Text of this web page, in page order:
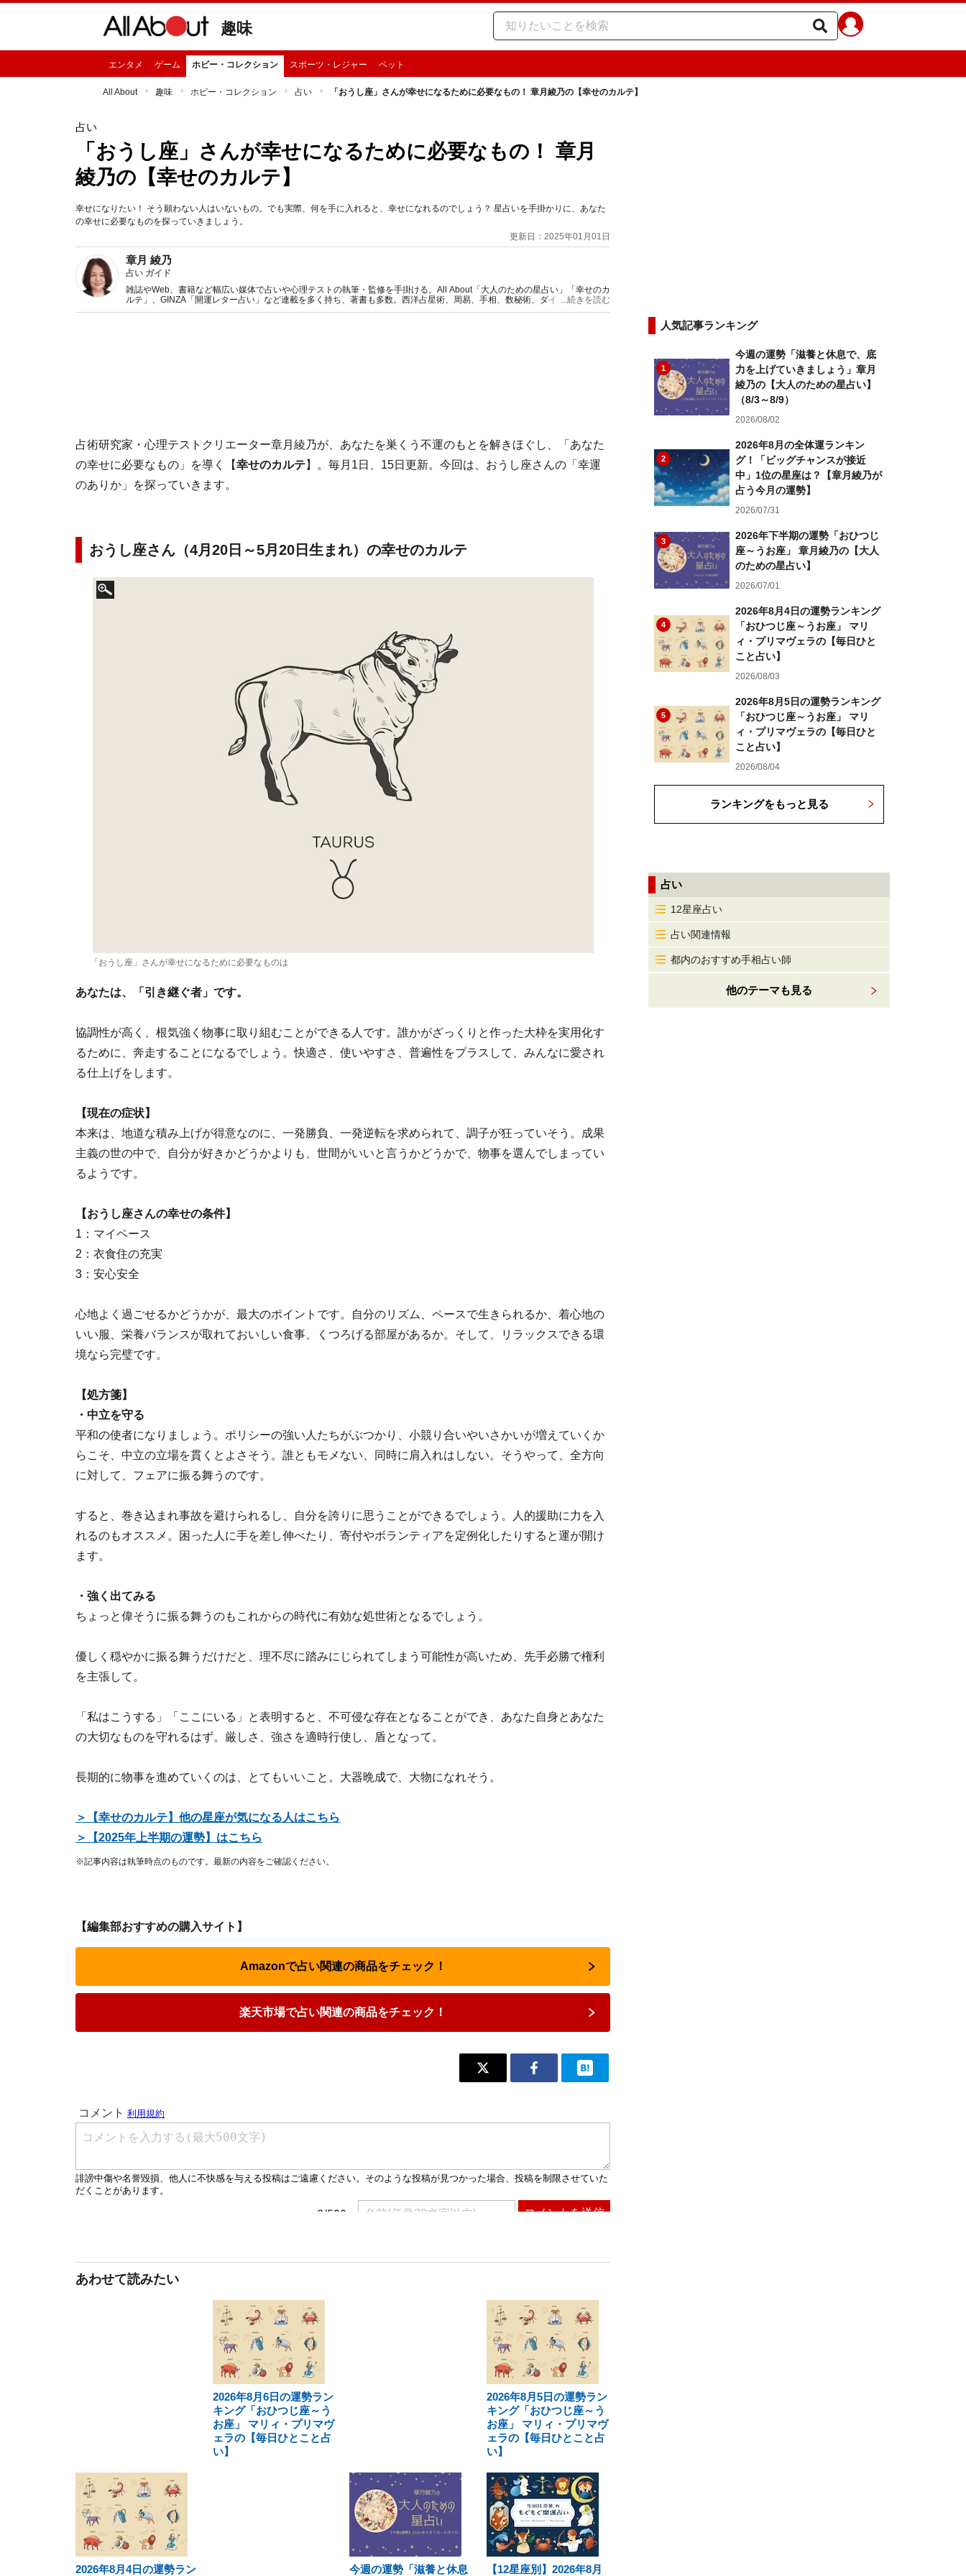
趣味
エンタメ ゲーム ホビー・コレクション スポーツ・レジャー ペット
All About 趣味 ホビー・コレクション 占い 「おうし座」さんが幸せになるために必要なもの！ 章月綾乃の【幸せのカルテ】
占い
「おうし座」さんが幸せになるために必要なもの！ 章月
綾乃の【幸せのカルテ】
幸せになりたい！ そう願わない人はいないもの。でも実際、何を手に入れると、幸せになれるのでしょう？ 星占いを手掛かりに、あなた
の幸せに必要なものを探っていきましょう。
更新日：2025年01月01日
章月 綾乃
占い ガイド
雑誌やWeb、書籍など幅広い媒体で占いや心理テストの執筆・監修を手掛ける。All About「大人のための星占い」「幸せのカ
ルテ」、GINZA「開運レター占い」など連載を多く持ち、著書も多数。西洋占星術、周易、手相、数秘術、ダイスやカード占
い、しぐさや言葉グセの研究など守備範囲は広め。
...続きを読む
占術研究家・心理テストクリエーター章月綾乃が、あなたを巣くう不運のもとを解きほぐし、「あなた
の幸せに必要なもの」を導く【幸せのカルテ】。毎月1日、15日更新。今回は、おうし座さんの「幸運
のありか」を探っていきます。
おうし座さん（4月20日～5月20日生まれ）の幸せのカルテ
「おうし座」さんが幸せになるために必要なものは
あなたは、「引き継ぐ者」です。
協調性が高く、根気強く物事に取り組むことができる人です。誰かがざっくりと作った大枠を実用化す
るために、奔走することになるでしょう。快適さ、使いやすさ、普遍性をプラスして、みんなに愛され
る仕上げをします。
【現在の症状】
本来は、地道な積み上げが得意なのに、一発勝負、一発逆転を求められて、調子が狂っていそう。成果
主義の世の中で、自分が好きかどうかよりも、世間がいいと言うかどうかで、物事を選んでしまってい
るようです。
【おうし座さんの幸せの条件】
1：マイペース
2：衣食住の充実
3：安心安全
心地よく過ごせるかどうかが、最大のポイントです。自分のリズム、ペースで生きられるか、着心地の
いい服、栄養バランスが取れておいしい食事、くつろげる部屋があるか。そして、リラックスできる環
境なら完璧です。
【処方箋】
・中立を守る
平和の使者になりましょう。ポリシーの強い人たちがぶつかり、小競り合いやいさかいが増えていくか
らこそ、中立の立場を貫くとよさそう。誰ともモメない、同時に肩入れはしない。そうやって、全方向
に対して、フェアに振る舞うのです。
すると、巻き込まれ事故を避けられるし、自分を誇りに思うことができるでしょう。人的援助に力を入
れるのもオススメ。困った人に手を差し伸べたり、寄付やボランティアを定例化したりすると運が開け
ます。
・強く出てみる
ちょっと偉そうに振る舞うのもこれからの時代に有効な処世術となるでしょう。
優しく穏やかに振る舞うだけだと、理不尽に踏みにじられてしまう可能性が高いため、先手必勝で権利
を主張して。
「私はこうする」「ここにいる」と表明すると、不可侵な存在となることができ、あなた自身とあなた
の大切なものを守れるはず。厳しさ、強さを適時行使し、盾となって。
長期的に物事を進めていくのは、とてもいいこと。大器晩成で、大物になれそう。
＞【幸せのカルテ】他の星座が気になる人はこちら
＞【2025年上半期の運勢】はこちら
※記事内容は執筆時点のものです。最新の内容をご確認ください。
【編集部おすすめの購入サイト】
Amazonで占い関連の商品をチェック！
楽天市場で占い関連の商品をチェック！
あわせて読みたい
2026年8月6日の運勢ラン
キング「おひつじ座～う
お座」 マリィ・プリマヴ
ェラの【毎日ひとこと占
い】
2026年8月5日の運勢ラン
キング「おひつじ座～う
お座」 マリィ・プリマヴ
ェラの【毎日ひとこと占
い】
2026年8月4日の運勢ラン 今週の運勢「滋養と休息 【12星座別】2026年8月
人気記事ランキング
1
今週の運勢「滋養と休息で、底
力を上げていきましょう」章月
綾乃の【大人のための星占い】
（8/3～8/9）
2026/08/02
2
2026年8月の全体運ランキン
グ！「ビッグチャンスが接近
中」1位の星座は？【章月綾乃が
占う今月の運勢】
2026/07/31
3
2026年下半期の運勢「おひつじ
座～うお座」 章月綾乃の【大人
のための星占い】
2026/07/01
4
2026年8月4日の運勢ランキング
「おひつじ座～うお座」 マリ
ィ・プリマヴェラの【毎日ひと
こと占い】
2026/08/03
5
2026年8月5日の運勢ランキング
「おひつじ座～うお座」 マリ
ィ・プリマヴェラの【毎日ひと
こと占い】
2026/08/04
ランキングをもっと見る
占い
12星座占い
占い関連情報
都内のおすすめ手相占い師
他のテーマも見る